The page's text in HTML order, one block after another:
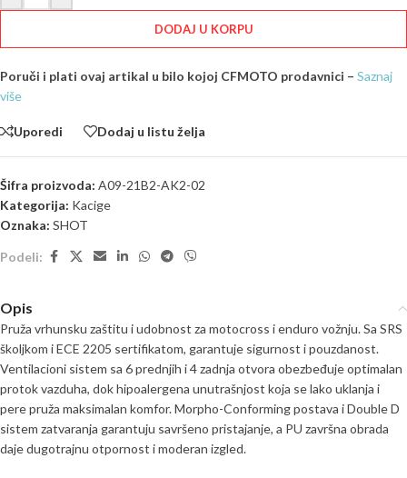
DODAJ U KORPU
Poruči i plati ovaj artikal u bilo kojoj CFMOTO prodavnici – Saznaj
više
Uporedi Dodaj u listu želja
Šifra proizvoda: A09-21B2-AK2-02
Kategorija: Kacige
Oznaka: SHOT
Podeli:
Opis
Pruža vrhunsku zaštitu i udobnost za motocross i enduro vožnju. Sa SRS
školjkom i ECE 2205 sertifikatom, garantuje sigurnost i pouzdanost.
Ventilacioni sistem sa 6 prednjih i 4 zadnja otvora obezbeđuje optimalan
protok vazduha, dok hipoalergena unutrašnjost koja se lako uklanja i
pere pruža maksimalan komfor. Morpho-Conforming postava i Double D
sistem zatvaranja garantuju savršeno pristajanje, a PU završna obrada
daje dugotrajnu otpornost i moderan izgled.